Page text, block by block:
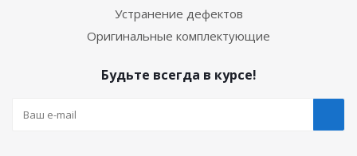
Устранение дефектов
Оригинальные комплектующие
Будьте всегда в курсе!